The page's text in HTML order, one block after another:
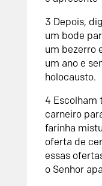
3 Depois,
um bode
um bezerro
um ano e
holocausto.
4 Escolham
carneiro
farinha
oferta de
essas
o Senhor